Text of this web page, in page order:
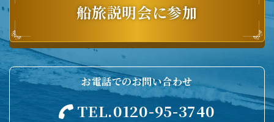
船旅説明会に参加
お電話でのお問い合わせ
TEL.0120-95-3740